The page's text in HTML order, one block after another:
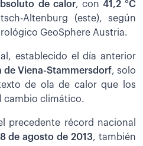
de calor, con 41,2 °C
Altenburg (este), según
GeoSphere Austria.
establecido el día anterior
de Viena-Stammersdorf, solo
de ola de calor que los
cambio climático.
precedente récord nacional
8 de agosto de 2013, también